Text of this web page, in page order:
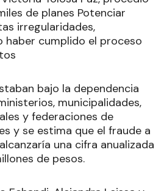
de planes Potenciar
irregularidades,
haber cumplido el proceso
bajo la dependencia
municipalidades,
y federaciones de
y se estima que el fraude a
una cifra anualizada
de pesos.